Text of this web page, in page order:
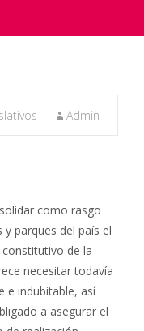
Admin
como rasgo
parques del país el
de la
necesitar todavía
e indubitable, así
a asegurar el